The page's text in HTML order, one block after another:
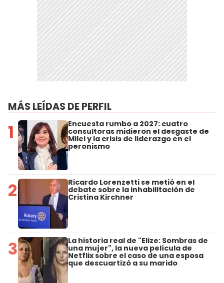
MÁS LEÍDAS DE PERFIL
1 Encuesta rumbo a 2027: cuatro
consultoras midieron el desgaste de
Milei y la crisis de liderazgo en el
peronismo
2 Ricardo Lorenzetti se metió en el
debate sobre la inhabilitación de
Cristina Kirchner
3 La historia real de "Elize: Sombras de
una mujer", la nueva película de
Netflix sobre el caso de una esposa
que descuartizó a su marido